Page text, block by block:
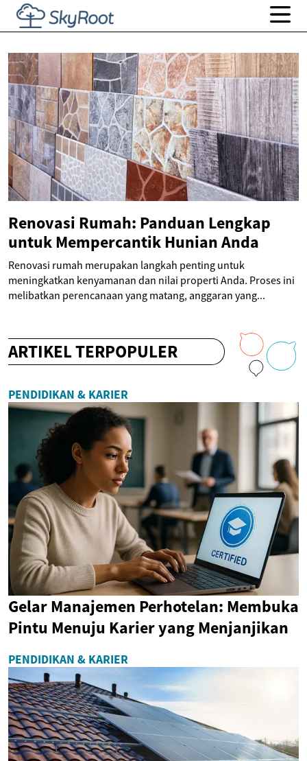
Renovasi Rumah: Panduan Lengkap
untuk Mempercantik Hunian Anda
Renovasi rumah merupakan langkah penting untuk
meningkatkan kenyamanan dan nilai properti Anda. Proses ini
melibatkan perencanaan yang matang, anggaran yang...
ARTIKEL TERPOPULER
PENDIDIKAN & KARIER
Gelar Manajemen Perhotelan: Membuka
Pintu Menuju Karier yang Menjanjikan
PENDIDIKAN & KARIER